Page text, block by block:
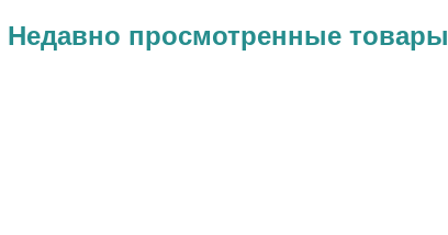
Недавно просмотренные товары